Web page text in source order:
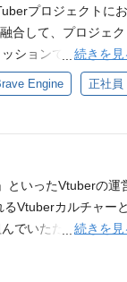
験 スタートアップ、
に、日本の冒険心
な貢献意欲を発揮し
自身の仕事に責任を
たIPの総合プロデュ
または近しいエンタ
以上） ・プロジェク
/社外との折衝経験 ❐
ョン『80億の、心を
への挑戦を楽しめる
トしチームで業務を
しています。 ❐キャ
ムのマネジメント
す。 ❐面接官情報 1次
プロジェクトにお
合して、プロジェク
ッションです。 ❐業
配信準備～収録、出
ィチェック ・活動
とに強い興味を持つ
る方 ❐歓迎要件 ・ゲ
タ分析を基にした戦
あり、主体的に課題
る進行ができる方 ❐
が高く、エンタメ
続きを見
Engine 正社員
といったVtuberの運
Vtuberカルチャーと
でいただきたいと思
に市場の変化とユー
いた戦略設計から、
続きを見